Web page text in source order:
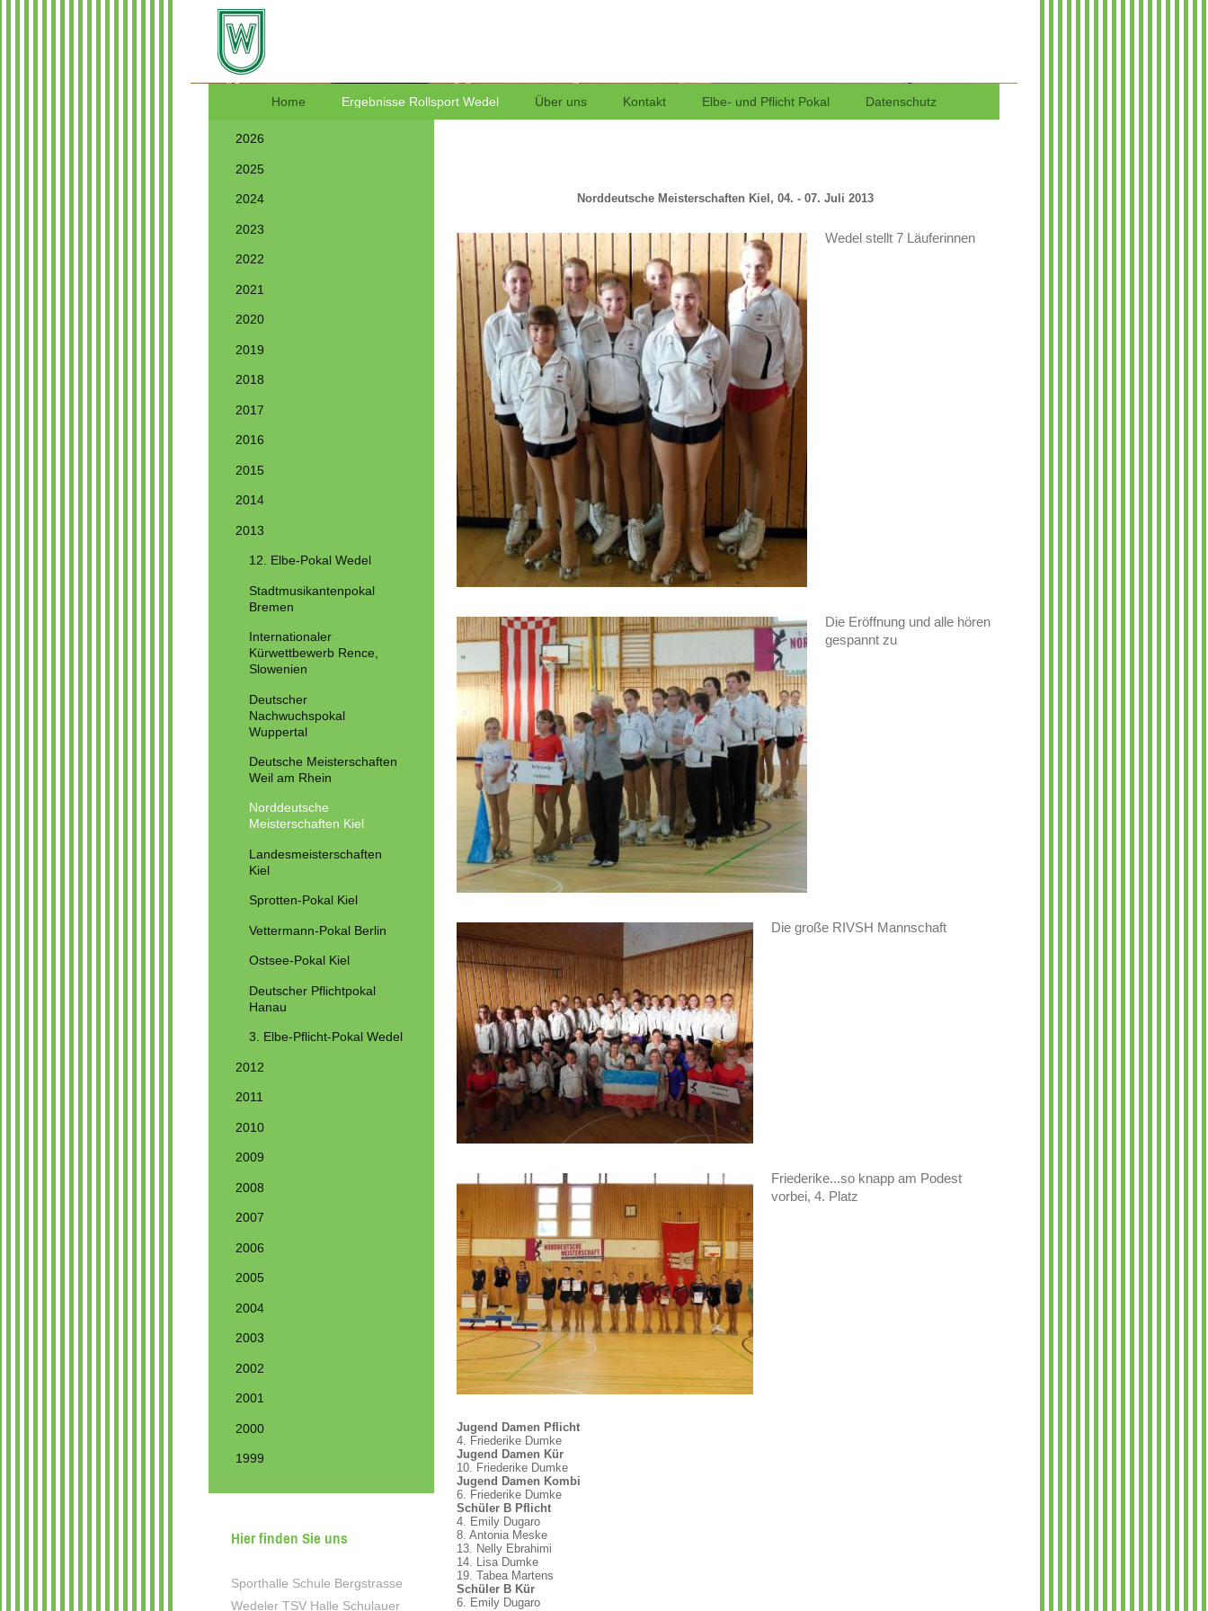
Home Ergebnisse Rollsport Wedel Über uns Kontakt Elbe- und Pflicht Pokal Datenschutz
Rollsport in Wedel
Norddeutsche Meisterschaften Kiel, 04. - 07. Juli 2013
Wedel stellt 7 Läuferinnen
Die Eröffnung und alle hören
gespannt zu
Die große RIVSH Mannschaft
Friederike...so knapp am Podest
vorbei, 4. Platz
Jugend Damen Pflicht
4. Friederike Dumke
Jugend Damen Kür
10. Friederike Dumke
Jugend Damen Kombi
6. Friederike Dumke
Schüler B Pflicht
4. Emily Dugaro
8. Antonia Meske
13. Nelly Ebrahimi
14. Lisa Dumke
19. Tabea Martens
Schüler B Kür
6. Emily Dugaro
2026
2025
2024
2023
2022
2021
2020
2019
2018
2017
2016
2015
2014
2013
12. Elbe-Pokal Wedel
Stadtmusikantenpokal
Bremen
Internationaler
Kürwettbewerb Rence,
Slowenien
Deutscher
Nachwuchspokal
Wuppertal
Deutsche Meisterschaften
Weil am Rhein
Norddeutsche
Meisterschaften Kiel
Landesmeisterschaften
Kiel
Sprotten-Pokal Kiel
Vettermann-Pokal Berlin
Ostsee-Pokal Kiel
Deutscher Pflichtpokal
Hanau
3. Elbe-Pflicht-Pokal Wedel
2012
2011
2010
2009
2008
2007
2006
2005
2004
2003
2002
2001
2000
1999
Hier finden Sie uns
Sporthalle Schule Bergstrasse
Wedeler TSV Halle Schulauer